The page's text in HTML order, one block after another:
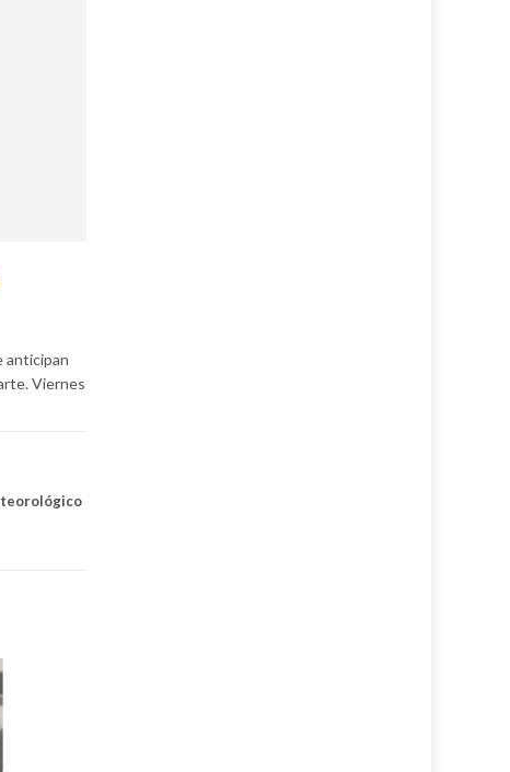
anticipan
Viernes